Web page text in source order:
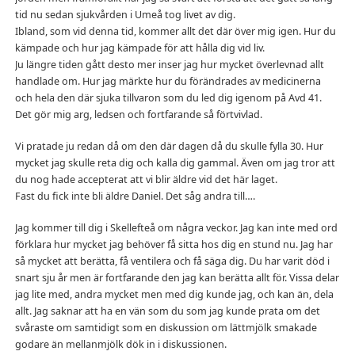
tid nu sedan sjukvården i Umeå tog livet av dig.
Ibland, som vid denna tid, kommer allt det där över mig igen. Hur du
kämpade och hur jag kämpade för att hålla dig vid liv.
Ju längre tiden gått desto mer inser jag hur mycket överlevnad allt
handlade om. Hur jag märkte hur du förändrades av medicinerna
och hela den där sjuka tillvaron som du led dig igenom på Avd 41.
Det gör mig arg, ledsen och fortfarande så förtvivlad.
Vi pratade ju redan då om den där dagen då du skulle fylla 30. Hur
mycket jag skulle reta dig och kalla dig gammal. Även om jag tror att
du nog hade accepterat att vi blir äldre vid det här laget.
Fast du fick inte bli äldre Daniel. Det såg andra till….
Jag kommer till dig i Skellefteå om några veckor. Jag kan inte med ord
förklara hur mycket jag behöver få sitta hos dig en stund nu. Jag har
så mycket att berätta, få ventilera och få säga dig. Du har varit död i
snart sju år men är fortfarande den jag kan berätta allt för. Vissa delar
jag lite med, andra mycket men med dig kunde jag, och kan än, dela
allt. Jag saknar att ha en vän som du som jag kunde prata om det
svåraste om samtidigt som en diskussion om lättmjölk smakade
godare än mellanmjölk dök in i diskussionen.